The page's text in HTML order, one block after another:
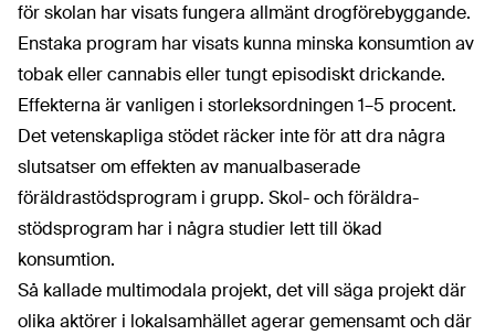
för skolan har visats fungera allmänt drogförebyggande.
Enstaka program har visats kunna minska konsumtion av
tobak eller cannabis eller tungt episodiskt drickande.
Effekterna är vanligen i storleksordningen 1–5 procent.
Det vetenskapliga stödet räcker inte för att dra några
slutsatser om effekten av manual­baserade
föräldrastödsprogram i grupp. Skol- och föräldra­
stödsprogram har i några studier lett till ökad
konsumtion.
Så kallade multimodala projekt, det vill säga projekt där
olika aktörer i lokalsamhället agerar gemensamt och där